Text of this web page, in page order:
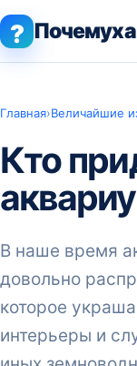
? Почемуха
Главная›Величайшие
Кто
В наше время
довольно
которое
интерьеры и